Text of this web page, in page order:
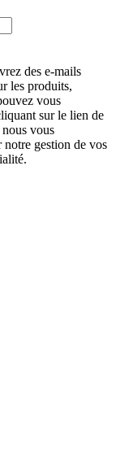
des e-mails
les produits,
vous
sur le lien de
vous
notre gestion de vos